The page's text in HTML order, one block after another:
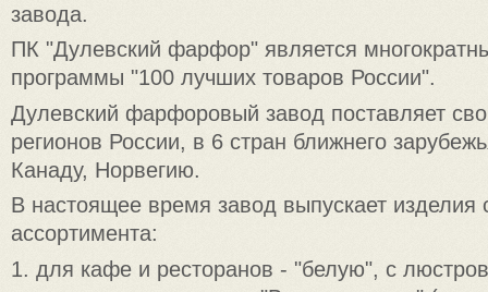
завода.
ПК "Дулевский фарфор" является
программы "100 лучших товаров России".
Дулевский фарфоровый завод поставляет
регионов России, в 6 стран ближнего
Канаду, Норвегию.
В настоящее время завод выпускает изделия
ассортимента:
1. для кафе и ресторанов - "белую", с